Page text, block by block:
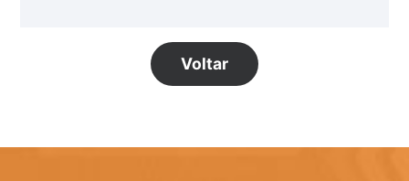
Voltar